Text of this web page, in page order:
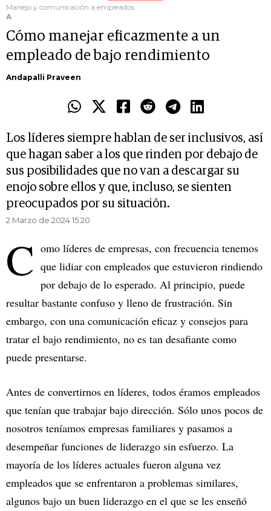
Manejo y comunicación a empleados
A
Cómo manejar eficazmente a un
empleado de bajo rendimiento
Andapalli Praveen
Los líderes siempre hablan de ser inclusivos, así
que hagan saber a los que rinden por debajo de
sus posibilidades que no van a descargar su
enojo sobre ellos y que, incluso, se sienten
preocupados por su situación.
2 Marzo de 2024 15.20
C omo líderes de empresas, con frecuencia tenemos
que lidiar con empleados que estuvieron rindiendo
por debajo de lo esperado. Al principio, puede
resultar bastante confuso y lleno de frustración. Sin
embargo, con una comunicación eficaz y consejos para
tratar el bajo rendimiento, no es tan desafiante como
puede presentarse.
Antes de convertirnos en líderes, todos éramos empleados
que tenían que trabajar bajo dirección. Sólo unos pocos de
nosotros teníamos empresas familiares y pasamos a
desempeñar funciones de liderazgo sin esfuerzo. La
mayoría de los líderes actuales fueron alguna vez
empleados que se enfrentaron a problemas similares,
algunos bajo un buen liderazgo en el que se les enseñó